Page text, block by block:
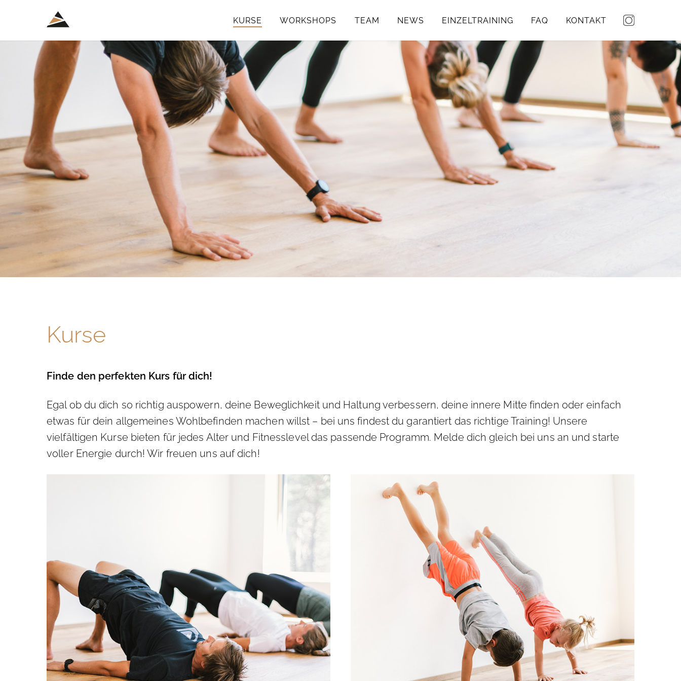
KURSE WORKSHOPS TEAM NEWS EINZELTRAINING FAQ KONTAKT
Kurse
Finde den perfekten Kurs für dich!
Egal ob du dich so richtig auspowern, deine Beweglichkeit und Haltung verbessern, deine innere Mitte finden oder einfach
etwas für dein allgemeines Wohlbefinden machen willst – bei uns findest du garantiert das richtige Training! Unsere
vielfältigen Kurse bieten für jedes Alter und Fitnesslevel das passende Programm. Melde dich gleich bei uns an und starte
voller Energie durch! Wir freuen uns auf dich!